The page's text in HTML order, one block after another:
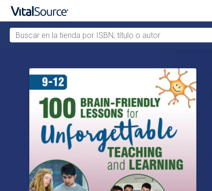
Buscar en la tienda por ISBN, título o autor